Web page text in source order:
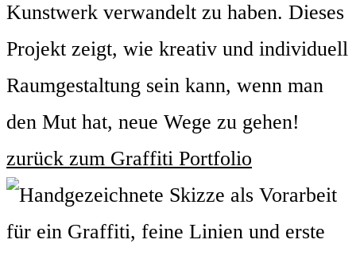
Kunstwerk verwandelt zu haben. Dieses
Projekt zeigt, wie kreativ und individuell
Raumgestaltung sein kann, wenn man
den Mut hat, neue Wege zu gehen!
zurück zum Graffiti Portfolio